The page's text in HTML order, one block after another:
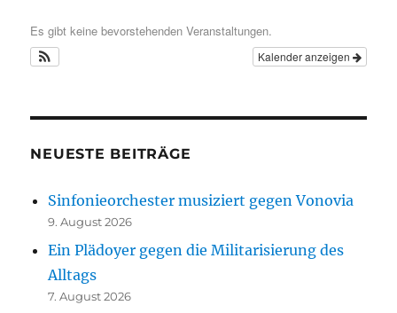
Es gibt keine bevorstehenden Veranstaltungen.
Kalender anzeigen
NEUESTE BEITRÄGE
Sinfonieorchester musiziert gegen Vonovia
9. August 2026
Ein Plädoyer gegen die Militarisierung des
Alltags
7. August 2026